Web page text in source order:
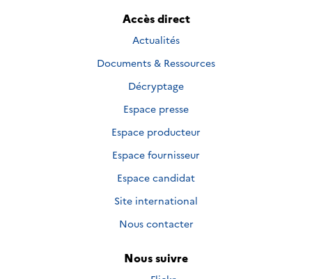
Accès direct
Actualités
Documents & Ressources
Décryptage
Espace presse
Espace producteur
Espace fournisseur
Espace candidat
Site international
Nous contacter
Nous suivre